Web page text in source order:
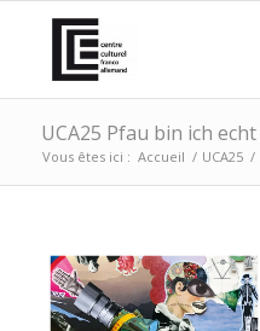
UCA25 Pfau bin ich echt
Vous êtes ici : Accueil / UCA25 /